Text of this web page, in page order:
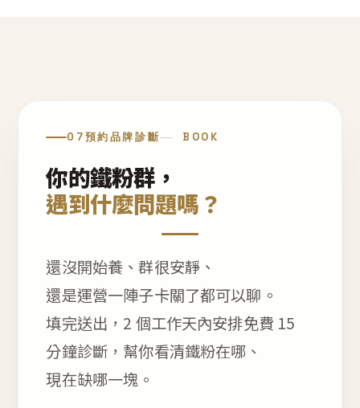
07預約品牌診斷 BOOK
你的鐵粉群，
遇到什麼問題嗎？
還沒開始養、群很安靜、
還是運營一陣子卡關了都可以聊。
填完送出，2 個工作天內安排免費 15
分鐘診斷，幫你看清鐵粉在哪、
現在缺哪一塊。